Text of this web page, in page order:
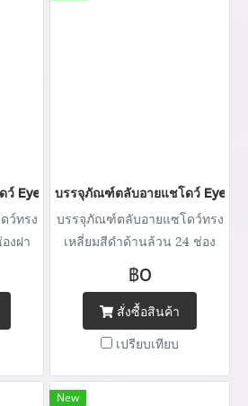
Eyeshadow package บรรจุภัณฑ์เครื่อง
ว์ทรง
งฝา
6
บรรจุภัณฑ์ตลับอายแชโดว์
บรรจุภัณฑ์ตลับอายแซโดว์ทรง
เหลี่ยมสีดำด้านล้วน 24 ช่อง
฿0
สั่งซื้อสินค้า
เปรียบเทียบ
New